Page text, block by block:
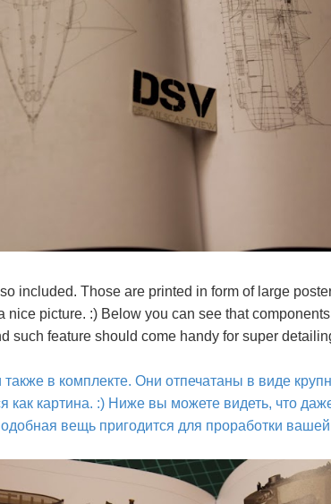
included. Those are printed in form of large
nice picture. :) Below you can see that
such feature should come handy for super
в комплекте. Они отпечатаны в виде
как картина. :) Ниже вы можете видеть, что
вещь пригодится для проработки